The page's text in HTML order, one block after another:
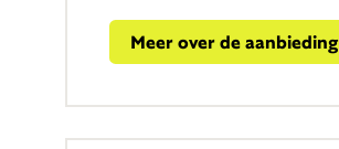
Meer over de aanbieding